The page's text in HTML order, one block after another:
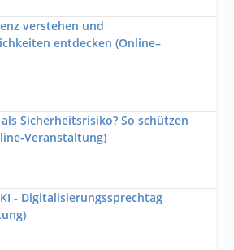
verstehen und
entdecken (Online–
Sicherheitsrisiko? So schützen
Veranstaltung)
- Digitalisierungssprechtag